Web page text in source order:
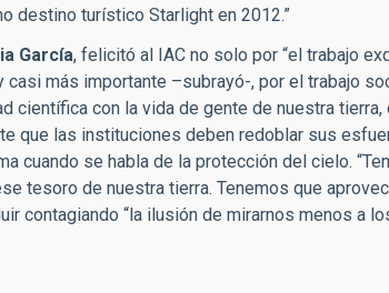
destino turístico Starlight en 2012.”
García, felicitó al IAC no solo por “el trabajo
más importante –subrayó-, por el trabajo
científica con la vida de gente de nuestra
que las instituciones deben redoblar sus
cuando se habla de la protección del cielo.
tesoro de nuestra tierra. Tenemos que
contagiando “la ilusión de mirarnos menos a